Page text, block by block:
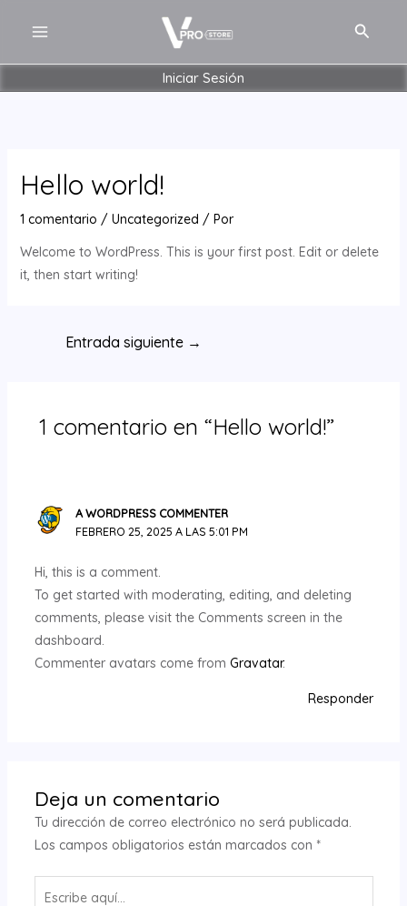
Buscar
Iniciar Sesión
Hello world!
1 comentario / Uncategorized / Por
Welcome to WordPress. This is your first post. Edit or delete
it, then start writing!
navigation
Entrada siguiente →
1 comentario en “Hello world!”
A WORDPRESS COMMENTER
FEBRERO 25, 2025 A LAS 5:01 PM
Hi, this is a comment.
To get started with moderating, editing, and deleting
comments, please visit the Comments screen in the
dashboard.
Commenter avatars come from Gravatar.
Responder
Deja un comentario
Tu dirección de correo electrónico no será publicada.
Los campos obligatorios están marcados con *